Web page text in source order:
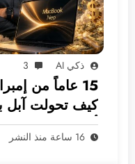
ذكي AI 3
15 عاماً من
كيف تحولت آبل
أجهزة إلى غول بـ 5 ترليونات
16 ساعة منذ النشر